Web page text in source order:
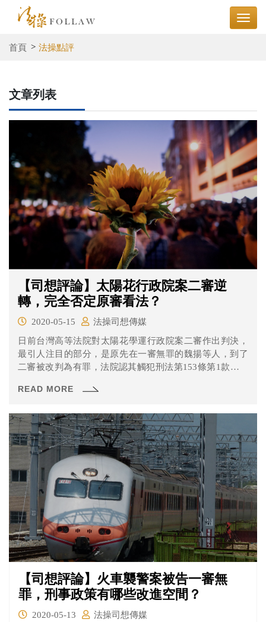
首頁 法操點評
文章列表
【司想評論】太陽花行政院案二審逆
轉，完全否定原審看法？
2020-05-15
法操司想傳媒
日前台灣高等法院對太陽花學運行政院案二審作出判決，
最引人注目的部分，是原先在一審無罪的魏揚等人，到了
二審被改判為有罪，法院認其觸犯刑法第153條第1款「煽
院判決有罪的理由是什麼？跟一審又有什麼不同？來看看
READ MORE
【司想評論】火車襲警案被告一審無
罪，刑事政策有哪些改進空間？
2020-05-13
法操司想傳媒